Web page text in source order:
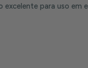
para uso em